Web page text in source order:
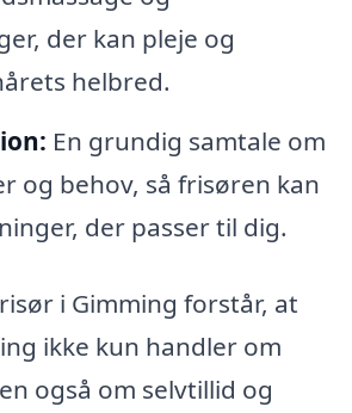
der kan pleje og
helbred.
En grundig samtale om
og behov, så frisøren kan
der passer til dig.
i Gimming forstår, at
ikke kun handler om
også om selvtillid og